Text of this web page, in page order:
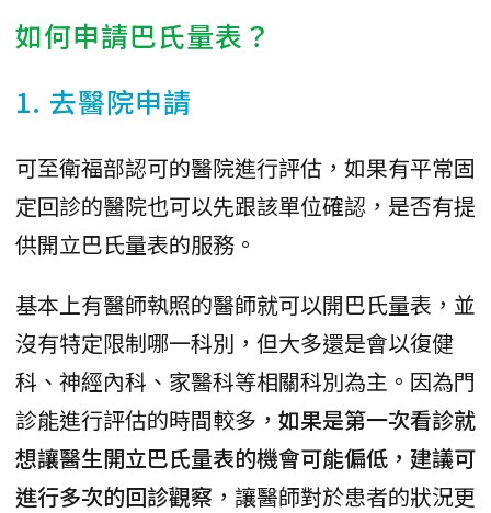
如何申請巴氏量表？
1. 去醫院申請
可至衛福部認可的醫院進行評估，如果有平常固
定回診的醫院也可以先跟該單位確認，是否有提
供開立巴氏量表的服務。
基本上有醫師執照的醫師就可以開巴氏量表，並
沒有特定限制哪一科別，但大多還是會以復健
科、神經內科、家醫科等相關科別為主。因為門
診能進行評估的時間較多， 如果是第一次看診就
想讓醫生開立巴氏量表的機會可能偏低，建議可
進行多次的回診觀察 ，讓醫師對於患者的狀況更